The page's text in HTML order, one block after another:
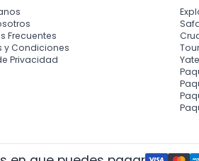
Frecuentes
y Condiciones
Privacidad